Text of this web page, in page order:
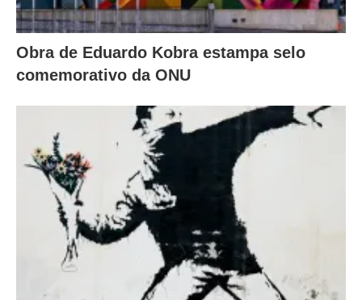
Obra de Eduardo Kobra estampa selo
comemorativo da ONU